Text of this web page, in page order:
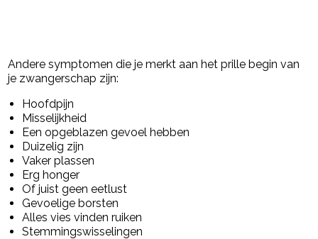
Andere symptomen die je merkt aan het prille begin van
je zwangerschap zijn:
Hoofdpijn
Misselijkheid
Een opgeblazen gevoel hebben
Duizelig zijn
Vaker plassen
Erg honger
Of juist geen eetlust
Gevoelige borsten
Alles vies vinden ruiken
Stemmingswisselingen